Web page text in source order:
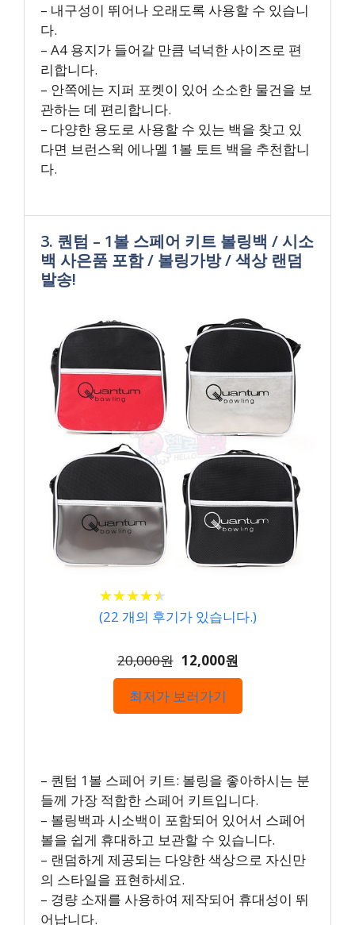
– 내구성이 뛰어나 오래도록 사용할 수 있습니
다.
– A4 용지가 들어갈 만큼 넉넉한 사이즈로 편
리합니다.
– 안쪽에는 지퍼 포켓이 있어 소소한 물건을 보
관하는 데 편리합니다.
– 다양한 용도로 사용할 수 있는 백을 찾고 있
다면 브런스윅 에나멜 1볼 토트 백을 추천합니
다.
3. 퀀텀 – 1볼 스페어 키트 볼링백 / 시소
백 사은품 포함 / 볼링가방 / 색상 랜덤
발송!
★★★★★
★★★★★
(22 개의 후기가 있습니다.)
20,000원 12,000원
최저가 보러가기
– 퀀텀 1볼 스페어 키트: 볼링을 좋아하시는 분
들께 가장 적합한 스페어 키트입니다.
– 볼링백과 시소백이 포함되어 있어서 스페어
볼을 쉽게 휴대하고 보관할 수 있습니다.
– 랜덤하게 제공되는 다양한 색상으로 자신만
의 스타일을 표현하세요.
– 경량 소재를 사용하여 제작되어 휴대성이 뛰
어납니다.